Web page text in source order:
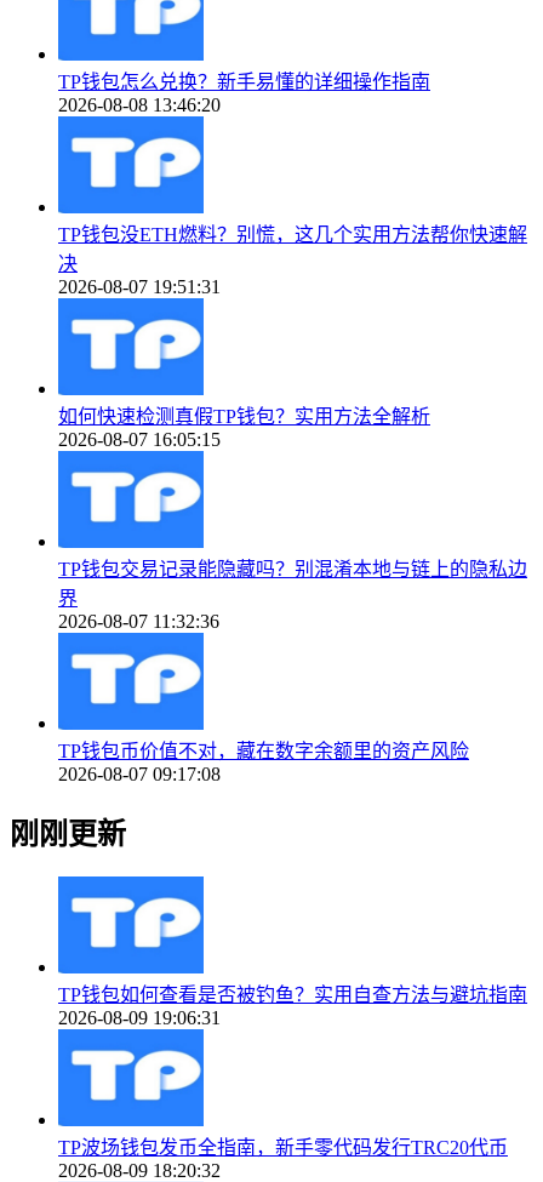
TP钱包怎么兑换？新手易懂的详细操作指南
2026-08-08 13:46:20
TP钱包没ETH燃料？别慌，这几个实用方法帮你快速解
决
2026-08-07 19:51:31
如何快速检测真假TP钱包？实用方法全解析
2026-08-07 16:05:15
TP钱包交易记录能隐藏吗？别混淆本地与链上的隐私边
界
2026-08-07 11:32:36
TP钱包币价值不对，藏在数字余额里的资产风险
2026-08-07 09:17:08
刚刚更新
TP钱包如何查看是否被钓鱼？实用自查方法与避坑指南
2026-08-09 19:06:31
TP波场钱包发币全指南，新手零代码发行TRC20代币
2026-08-09 18:20:32